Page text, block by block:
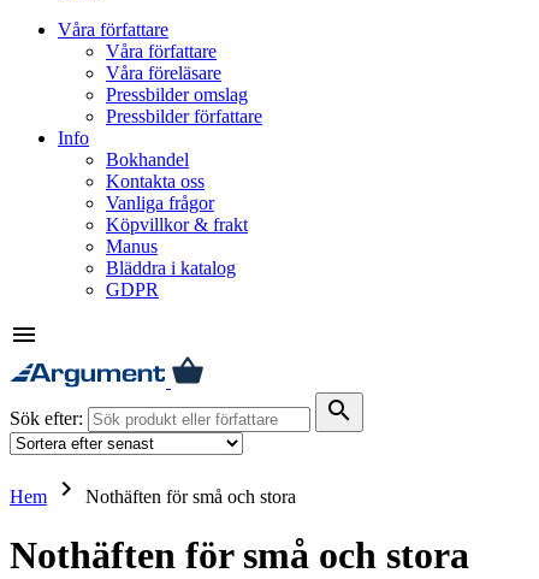
Våra författare
Våra författare
Våra föreläsare
Pressbilder omslag
Pressbilder författare
Info
Bokhandel
Kontakta oss
Vanliga frågor
Köpvillkor & frakt
Manus
Bläddra i katalog
GDPR
menu
Sök efter: search
Hem keyboard_arrow_right Nothäften för små och stora
Nothäften för små och stora